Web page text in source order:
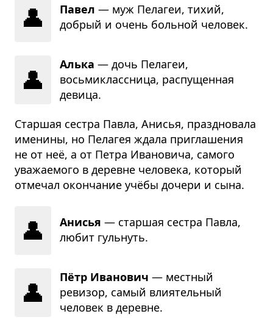
👤 Павел — муж Пелагеи, тихий,
добрый и очень больной человек.
👤 Алька — дочь Пелагеи,
восьмиклассница, распущенная
девица.
Старшая сестра Павла, Анисья, праздновала
именины, но Пелагея ждала приглашения
не от неё, а от Петра Ивановича, самого
уважаемого в деревне человека, который
отмечал окончание учёбы дочери и сына.
👤 Анисья — старшая сестра Павла,
любит гульнуть.
👤 Пётр Иванович — местный
ревизор, самый влиятельный
человек в деревне.